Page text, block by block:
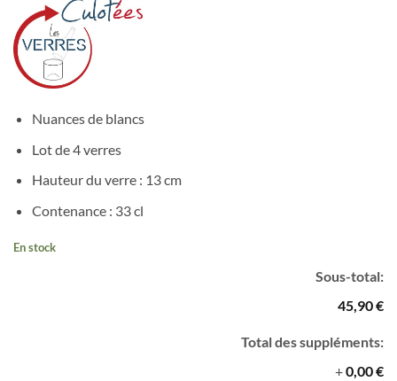
Nuances de blancs
Lot de 4 verres
Hauteur du verre : 13 cm
Contenance : 33 cl
En stock
Sous-total:
45,90 €
Total des suppléments:
+0,00 €